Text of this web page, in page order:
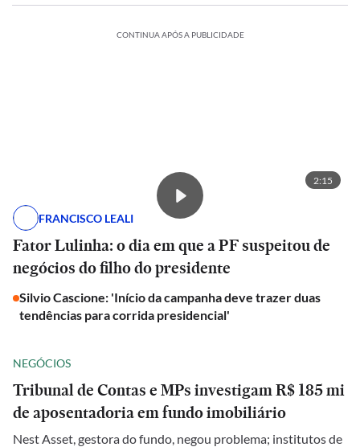
CONTINUA APÓS A PUBLICIDADE
2:15
FRANCISCO LEALI
Fator Lulinha: o dia em que a PF suspeitou de
negócios do filho do presidente
Silvio Cascione: 'Início da campanha deve trazer duas
tendências para corrida presidencial'
NEGÓCIOS
Tribunal de Contas e MPs investigam R$ 185 mi
de aposentadoria em fundo imobiliário
Nest Asset, gestora do fundo, negou problema; institutos de